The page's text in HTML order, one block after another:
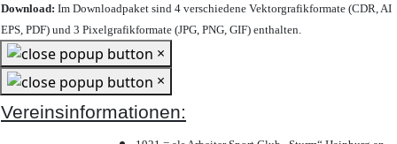
Download: Im Downloadpaket sind 4 verschiedene Vektorgrafikformate (CDR, AI
EPS, PDF) und 3 Pixelgrafikformate (JPG, PNG, GIF) enthalten.
×
×
Vereinsinformationen: